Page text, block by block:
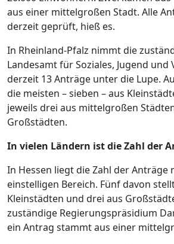
aus einer mittelgroßen Stadt. Alle
derzeit geprüft, hieß es.
In Rheinland-Pfalz nimmt die
Landesamt für Soziales, Jugend und
derzeit 13 Anträge unter die Lupe.
die meisten – sieben – aus
jeweils drei aus mittelgroßen
Großstädten.
In vielen Ländern ist die Zahl der
In Hessen liegt die Zahl der Anträge
einstelligen Bereich. Fünf davon
Kleinstädten und drei aus
zuständige Regierungspräsidium
ein Antrag stammt aus einer